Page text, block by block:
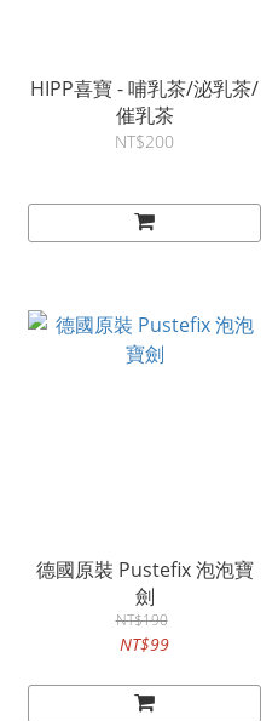
HIPP喜寶 - 哺乳茶/泌乳茶/
催乳茶
NT$200
德國原裝 Pustefix 泡泡寶
劍
NT$190
NT$99